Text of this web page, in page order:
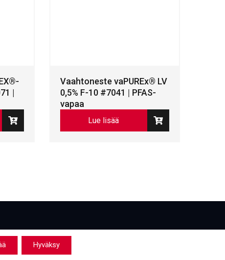
|
Vaahtoneste vaPUREx® LV
0,5% F-10 #7041 | PFAS-
vapaa
Lue lisää
Hyväksy